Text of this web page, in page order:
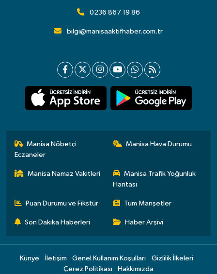
0236 867 19 86
bilgi@manisaaktifhaber.com.tr
Manisa Nöbetçi
Eczaneler
Manisa Hava Durumu
Manisa Namaz Vakitleri
Manisa Trafik Yoğunluk
Haritası
Puan Durumu ve Fikstür Tüm Manşetler
Son Dakika Haberleri Haber Arşivi
Künye İletişim Genel Kullanım Koşulları
Gizlilik İlkeleri
Çerez Politikası
Hakkımızda